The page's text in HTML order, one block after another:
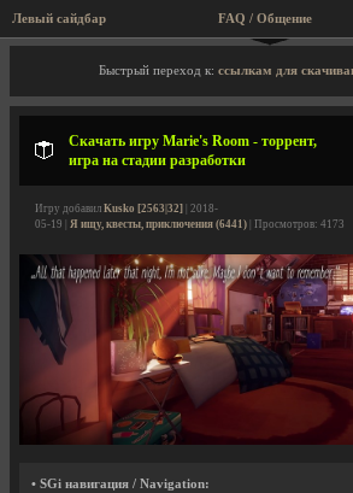
Левый сайдбар FAQ / Общение
Описание игры, торрент,
Быстрый переход к: ссылкам для
Скачать игру Marie's Room - торрент,
игра на стадии разработки
Игру добавил Kusko [2563|32] | 2018-
05-19 | Я ищу, квесты, приключения (6441) | Просмотров: 4173
• SGi навигация / Navigation: